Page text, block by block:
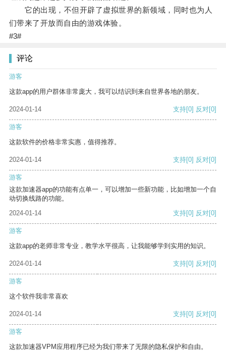
它的出现，不但开辟了虚拟世界的新领域，同时也为人
们带来了开放而自由的游戏体验。
#3#
评论
游客
这款app的用户群体非常庞大，我可以结识到来自世界各地的朋友。
2024-01-14 支持[0] 反对[0]
游客
这款软件的价格非常实惠，值得推荐。
2024-01-14 支持[0] 反对[0]
游客
这款加速器app的功能有点单一，可以增加一些新功能，比如增加一个自
动切换线路的功能。
2024-01-14
支持[0] 反对[0]
游客
这款app的老师非常专业，教学水平很高，让我能够学到实用的知识。
2024-01-14 支持[0] 反对[0]
游客
这个软件我非常喜欢
2024-01-14 支持[0] 反对[0]
游客
这款加速器VPM应用程序已经为我们带来了无限的隐私保护和自由。